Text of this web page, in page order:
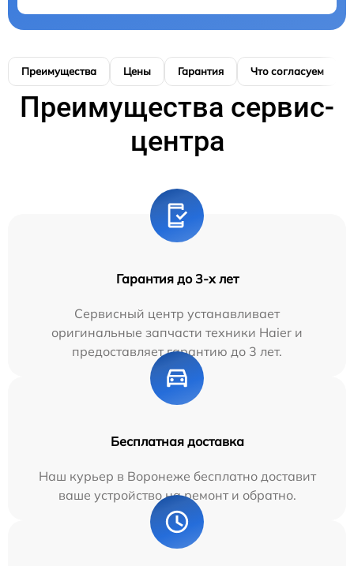
Преимущества Цены Гарантия Что согласуем
Преимущества сервис-
центра
Гарантия до 3-х лет
Сервисный центр устанавливает
оригинальные запчасти техники Haier и
предоставляет гарантию до 3 лет.
Бесплатная доставка
Наш курьер в Воронеже бесплатно доставит
ваше устройство на ремонт и обратно.